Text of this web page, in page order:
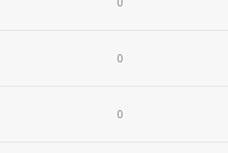
0
0